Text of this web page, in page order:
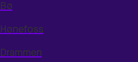
Bø
Hønefoss
Drammen